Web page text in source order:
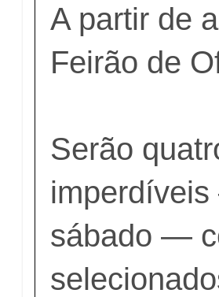
A partir de
Feirão de
Serão
sábado —